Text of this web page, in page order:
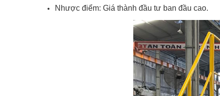
Nhược điểm: Giá thành đầu tư ban đầu cao.